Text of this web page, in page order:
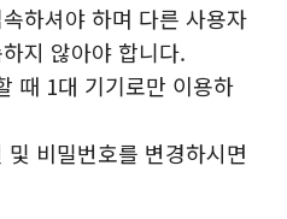
하셔야 하며 다른 사용자
지 않아야 합니다.
때 1대 기기로만 이용하
및 비밀번호를 변경하시면